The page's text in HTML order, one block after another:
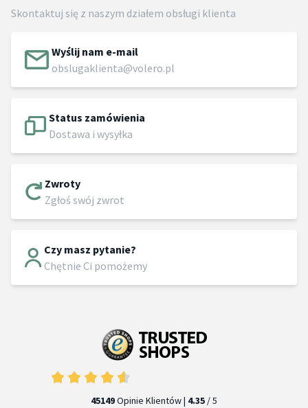
Skontaktuj się z naszym działem obsługi klienta
Wyślij nam e-mail
obslugaklienta@volero.pl
Status zamówienia
Dostawa i wysyłka
Zwroty
Zgłoś swój zwrot
Czy masz pytanie?
Chętnie Ci pomożemy
45149Opinie Klientów | 4.35 / 5